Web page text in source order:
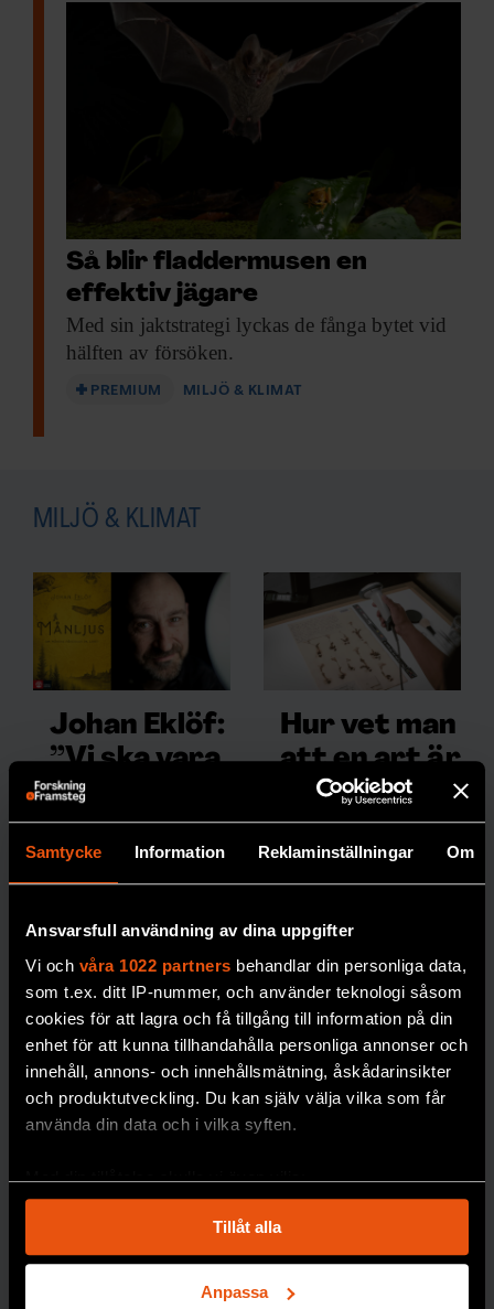
Samtycke Information Reklaminställningar Om
Ansvarsfull användning av dina uppgifter
Vi och våra 1022 partners behandlar din personliga data,
som t.ex. ditt IP-nummer, och använder teknologi såsom
cookies för att lagra och få tillgång till information på din
enhet för att kunna tillhandahålla personliga annonser och
innehåll, annons- och innehållsmätning, åskådarinsikter
och produktutveckling. Du kan själv välja vilka som får
använda din data och i vilka syften.
Med din tillåtelse skulle vi även vilja:
som kan ha en noggrannhet på upp till flera meter
Identifiera din enhet genom att aktivt skanna den
för specifika kännetecken (fingeravtryck)
Tillåt alla
Anpassa
Så blir fladdermusen en
effektiv jägare
Med sin jaktstrategi lyckas de fånga bytet vid
hälften av försöken.
PREMIUM MILJÖ & KLIMAT
MILJÖ & KLIMAT
Johan Eklöf:
”Vi ska vara
rädda om
månskenet”
I boken Månljus
skildrar biologen
rytmer månen ger
upphov till på
jorden.
MÅNEN
Hur vet man
att en art är
utrotad?
30 procent avalla
arter som har klassats
som utrotade
Med matematiska
modeller och AI ska
bedömningarna få
bättre precision.
PREMIUM
BIOLOGISK MÅNGFALD